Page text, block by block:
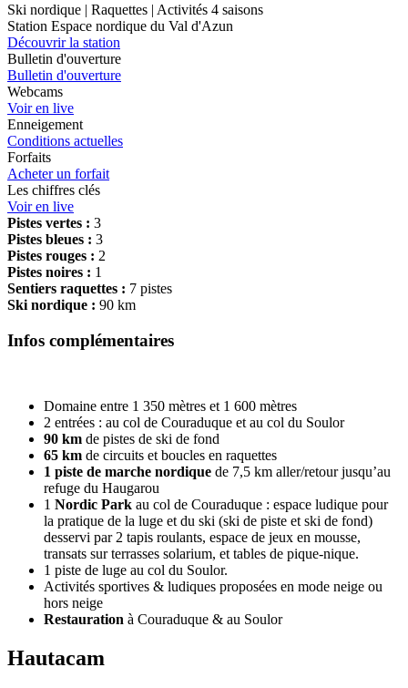
Ski nordique | Raquettes | Activités 4 saisons
Station Espace nordique du Val d'Azun
Découvrir la station
Bulletin d'ouverture
Bulletin d'ouverture
Webcams
Voir en live
Enneigement
Conditions actuelles
Forfaits
Acheter un forfait
Les chiffres clés
Voir en live
Pistes vertes : 3
Pistes bleues : 3
Pistes rouges : 2
Pistes noires : 1
Sentiers raquettes : 7 pistes
Ski nordique : 90 km
Infos complémentaires
Domaine entre 1 350 mètres et 1 600 mètres
2 entrées : au col de Couraduque et au col du Soulor
90 km de pistes de ski de fond
65 km de circuits et boucles en raquettes
1 piste de marche nordique de 7,5 km aller/retour jusqu’au
refuge du Haugarou
1 Nordic Park au col de Couraduque : espace ludique pour
la pratique de la luge et du ski (ski de piste et ski de fond)
desservi par 2 tapis roulants, espace de jeux en mousse,
transats sur terrasses solarium, et tables de pique-nique.
1 piste de luge au col du Soulor.
Activités sportives & ludiques proposées en mode neige ou
hors neige
Restauration à Couraduque & au Soulor
Hautacam